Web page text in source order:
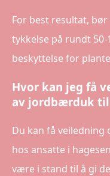
For best resultat,
tykkelse på rundt
beskyttelse for
Hvor kan jeg få
av jordbærduk til
Du kan få
hos ansatte i
være i stand til å gi